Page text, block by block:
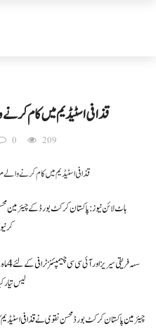
قذافی اسٹیڈیم میں کام
0 209
لیس
چیئرمین پاکستان کرکٹ بورڈ محسن نقوی نے قذافی